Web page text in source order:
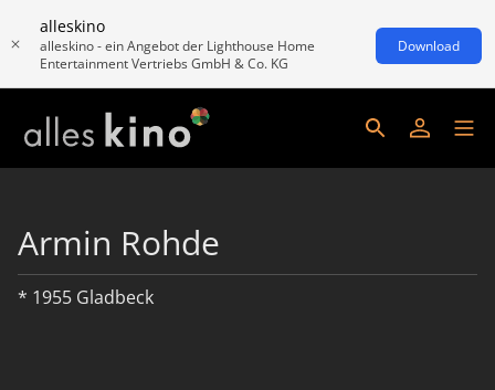
alleskino
alleskino - ein Angebot der Lighthouse Home
Entertainment Vertriebs GmbH & Co. KG
Download
Armin Rohde
* 1955 Gladbeck